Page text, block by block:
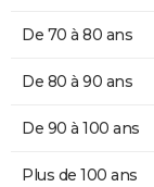
De 70 à 80 ans
De 80 à 90 ans
De 90 à 100 ans
Plus de 100 ans